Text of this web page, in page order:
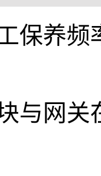
保养频
与网关